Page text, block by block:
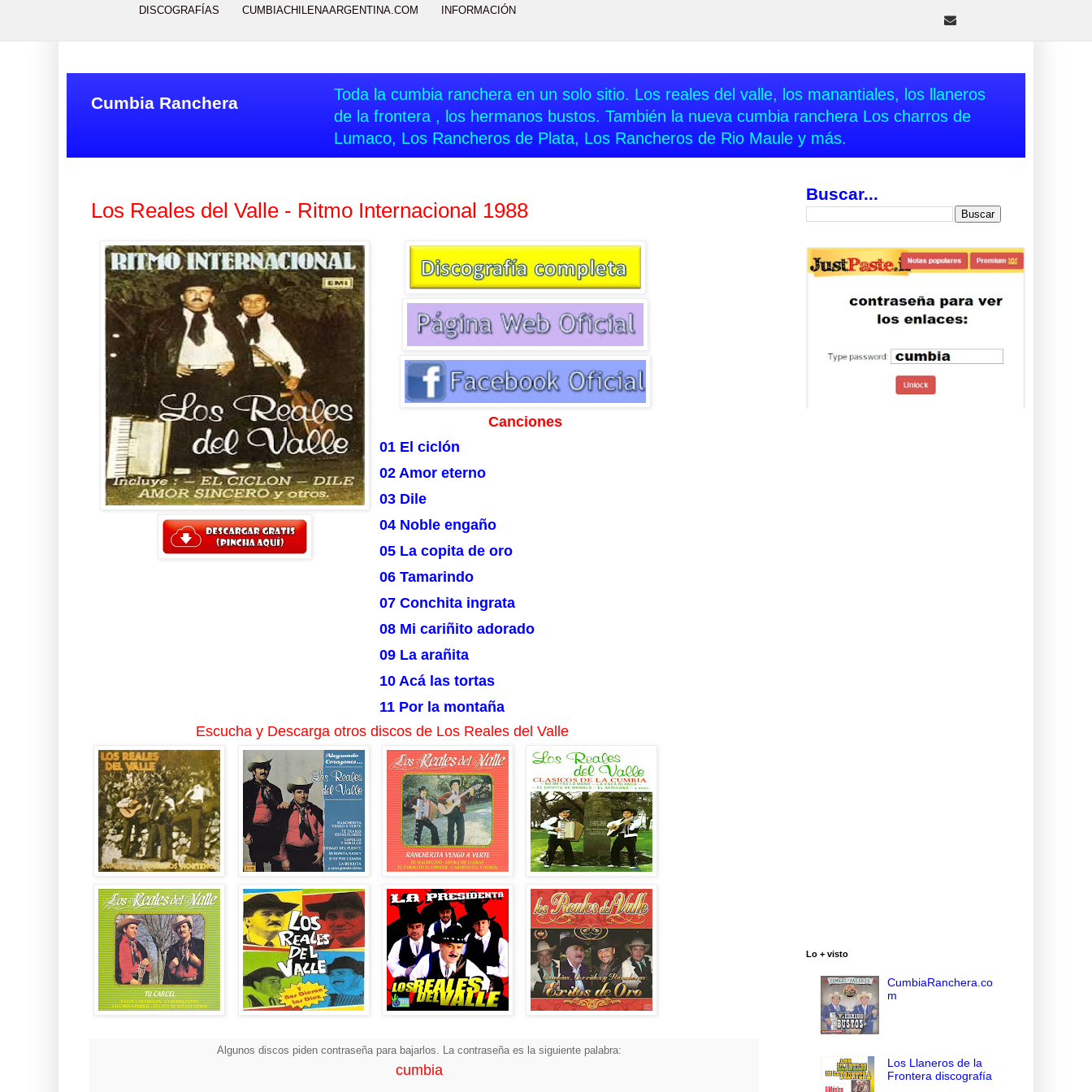
DISCOGRAFÍAS CUMBIACHILENAARGENTINA.COM INFORMACIÓN
Cumbia Ranchera
Toda la cumbia ranchera en un solo sitio. Los reales del valle, los manantiales, los llaneros
de la frontera , los hermanos bustos. También la nueva cumbia ranchera Los charros de
Lumaco, Los Rancheros de Plata, Los Rancheros de Rio Maule y más.
Los Reales del Valle - Ritmo Internacional 1988
Canciones
01 El ciclón
02 Amor eterno
03 Dile
04 Noble engaño
05 La copita de oro
06 Tamarindo
07 Conchita ingrata
08 Mi cariñito adorado
09 La arañita
10 Acá las tortas
11 Por la montaña
Escucha y Descarga otros discos de Los Reales del Valle
Algunos discos piden contraseña para bajarlos. La contraseña es la siguiente palabra:
cumbia
Buscar...
Lo + visto
CumbiaRanchera.co
m
Los Llaneros de la
Frontera discografía